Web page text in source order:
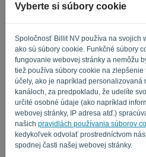
Vyberte si súbory cookie
Spoločnosť Billit NV používa na svojich
ako sú súbory cookie. Funkčné súbory
fungovanie webovej stránky a nemôžu
tiež používa súbory cookie na
účely, ako je napríklad personalizovaná
kanáloch, za predpokladu, že udelíte
určité osobné údaje (ako napríklad
webovej stránky, IP adresa atď.)
našich pravidlách používania súborov
kedykoľvek odvolať prostredníctvom
spodnej časti našej webovej stránky.
Pripomínajte mi